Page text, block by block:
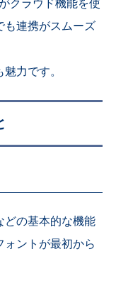
クラウド機能を使
も連携がスムーズ
力です。
どの基本的な機能
ントが最初から